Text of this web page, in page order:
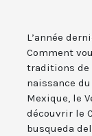
L’année
Comment
traditions de
naissance
Mexique, le
découvrir le
busqueda